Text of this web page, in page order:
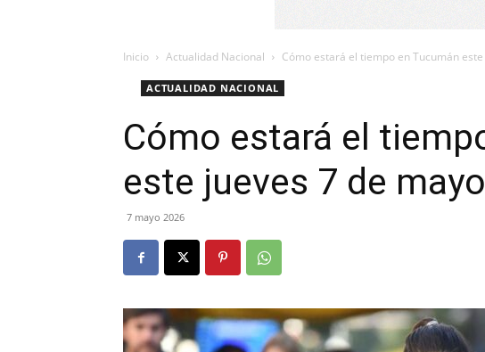
Inicio Actualidad Nacional Cómo estará el tiempo en Tucumán
ACTUALIDAD NACIONAL
Cómo estará el
este jueves 7 de mayo
7 mayo 2026